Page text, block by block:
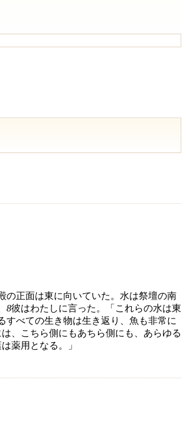
の正面は東に向いていた。水は祭壇の南
8彼はわたしに言った。「これらの水は東
すべての生き物は生き返り、魚も非常に
、こちら側にもあちら側にも、あらゆる
薬用となる。」